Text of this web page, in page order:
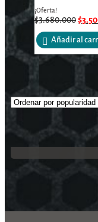
¡Oferta!
$3.680.000$
Añadir al